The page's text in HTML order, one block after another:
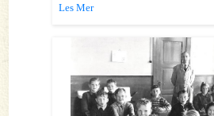
Les Mer